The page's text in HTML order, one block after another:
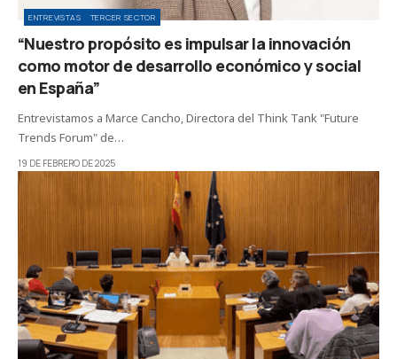
ENTREVISTAS TERCER SECTOR
“Nuestro propósito es impulsar la innovación
como motor de desarrollo económico y social
en España”
Entrevistamos a Marce Cancho, Directora del Think Tank "Future
Trends Forum" de…
19 DE FEBRERO DE 2025